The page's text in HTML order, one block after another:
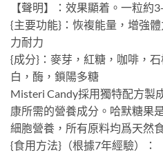
【聲明】：效果顯着。一粒約
{主要功能}：恢複能量，增強
力耐力
{成分}：麥芽，紅糖，咖啡，
白，酶，鎖陽多糖
Misteri Candy採用獨特配方製
康所需的營養成分。哈默糖果
細胞營養，所有原料均爲天然
{食用方法}（根據7年經驗）：